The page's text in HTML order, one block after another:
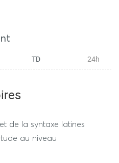
TD 24h
de la syntaxe latines
au niveau